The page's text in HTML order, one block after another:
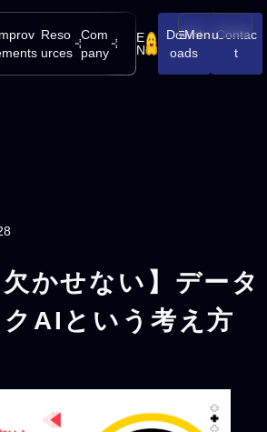
メニューを
Menu
Reso
urces
Com
pany
E
N
Downl
oads
Contac
t
欠かせない】データ
AIという考え方